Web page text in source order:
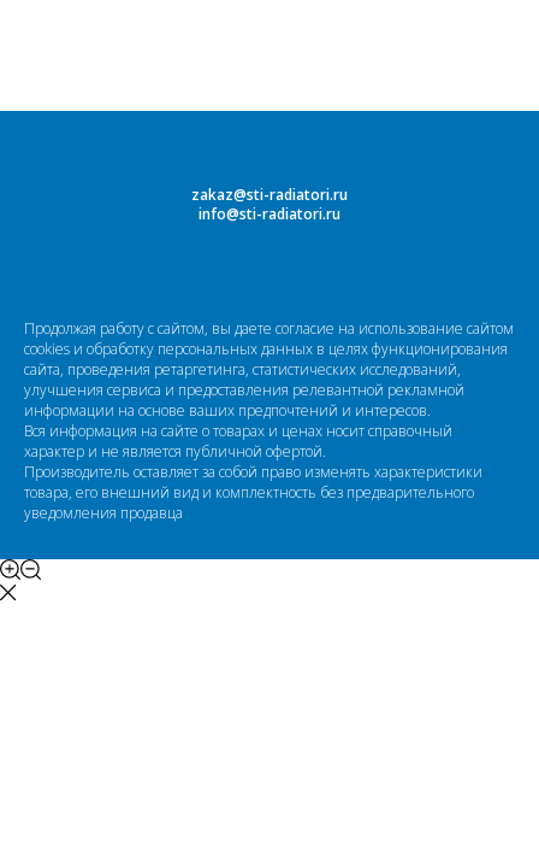
zakaz@sti-radiatori.ru
info@sti-radiatori.ru
Продолжая работу с сайтом, вы даете согласие на использование сайтом
cookies и обработку персональных данных в целях функционирования
сайта, проведения ретаргетинга, статистических исследований,
улучшения сервиса и предоставления релевантной рекламной
информации на основе ваших предпочтений и интересов.
Вся информация на сайте о товарах и ценах носит справочный
характер и не является публичной офертой.
Производитель оставляет за собой право изменять характеристики
товара, его внешний вид и комплектность без предварительного
уведомления продавца